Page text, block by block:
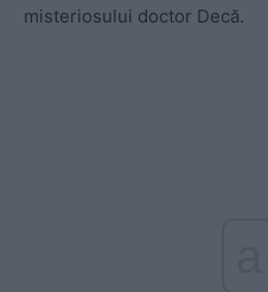
misteriosului doctor Decă.